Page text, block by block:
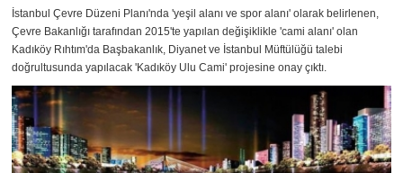
İstanbul Çevre Düzeni Planı'nda 'yeşil alanı ve spor alanı' olarak belirlenen,
Çevre Bakanlığı tarafından 2015'te yapılan değişiklikle 'cami alanı' olan
Kadıköy Rıhtım'da Başbakanlık, Diyanet ve İstanbul Müftülüğü talebi
doğrultusunda yapılacak 'Kadıköy Ulu Cami' projesine onay çıktı.